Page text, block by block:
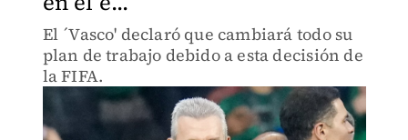
El ´Vasco' declaró que cambiará todo su
plan de trabajo debido a esta decisión de
la FIFA.